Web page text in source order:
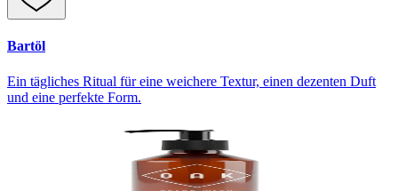
Bartöl
Ein tägliches Ritual für eine weichere Textur, einen dezenten Duft
und eine perfekte Form.